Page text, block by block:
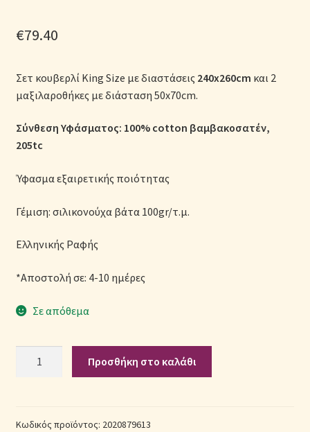
Όροι Χρήσης
Παιδικά Λευκά Είδη
Πολιτική cookie
€79.40
Σετ κουβερλί King Size με διαστάσεις 240x260cm και 2
μαξιλαροθήκες με διάσταση 50x70cm.
Σύνθεση Υφάσματος: 100% cotton βαμβακοσατέν,
205tc
Ύφασμα εξαιρετικής ποιότητας
Γέμιση: σιλικονούχα βάτα 100gr/τ.μ.
Ελληνικής Ραφής
*Αποστολή σε: 4-10 ημέρες
Σε απόθεμα
Size
Προσθήκη στο καλάθι
Κωδικός προϊόντος: 2020879613